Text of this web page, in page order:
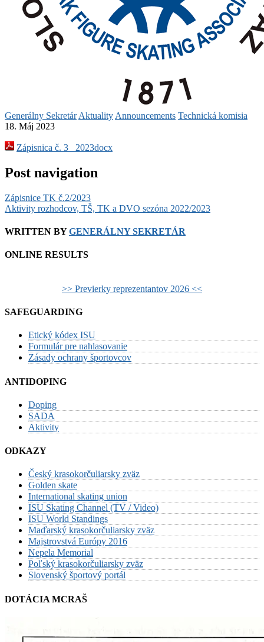
Generálny Sekretár Aktuality Announcements Technická komisia
18. Máj 2023
Zápisnica č. 3_ 2023docx
Post navigation
Zápisnice TK č.2/2023
Aktivity rozhodcov, TŠ, TK a DVO sezóna 2022/2023
WRITTEN BYGENERÁLNY SEKRETÁR
ONLINE RESULTS
>> Previerky reprezentantov 2026 <<
SAFEGUARDING
Etický kódex ISU
Formulár pre nahlasovanie
Zásady ochrany športovcov
ANTIDOPING
Doping
SADA
Aktivity
ODKAZY
Český krasokorčuliarsky zväz
Golden skate
International skating union
ISU Skating Channel (TV / Video)
ISU World Standings
Maďarský krasokorčuliarsky zväz
Majstrovstvá Európy 2016
Nepela Memorial
Poľský krasokorčuliarsky zväz
Slovenský športový portál
DOTÁCIA MCRAŠ